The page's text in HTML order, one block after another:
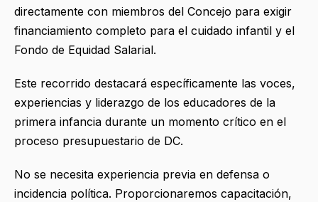
directamente con miembros del Concejo para exigir
financiamiento completo para el cuidado infantil y el
Fondo de Equidad Salarial.
Este recorrido destacará específicamente las voces,
experiencias y liderazgo de los educadores de la
primera infancia durante un momento crítico en el
proceso presupuestario de DC.
No se necesita experiencia previa en defensa o
incidencia política. Proporcionaremos capacitación,